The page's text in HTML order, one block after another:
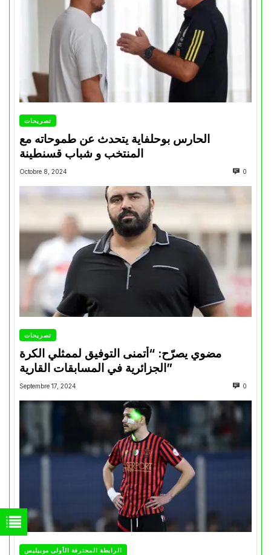
تصريحات
الحارس بوحلفاية يتحدث عن طموحاته مع
المنتخب و شباب قسنطينة
Octobre 8, 2024 0
تصريحات
مضوي يصرّح: “أتمنى التوفيق لممثلي الكرة
الجزائرية في المسابقات القارية”
Septembre 17, 2024 0
الرابطة المحترفة الأولى موبيليس